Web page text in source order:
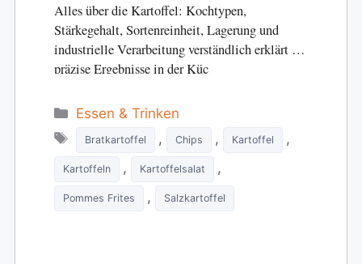
Alles über die Kartoffel: Kochtypen,
Stärkegehalt, Sortenreinheit, Lagerung und
industrielle Verarbeitung verständlich erklärt für
präzise Ergebnisse in der Küc
Categories
Essen & Trinken
Tags
Bratkartoffel , Chips , Kartoffel ,
Kartoffeln , Kartoffelsalat ,
Pommes Frites , Salzkartoffel